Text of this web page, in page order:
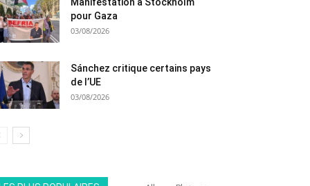
pour Gaza
03/08/2026
Sánchez critique certains pays
de l’UE
03/08/2026